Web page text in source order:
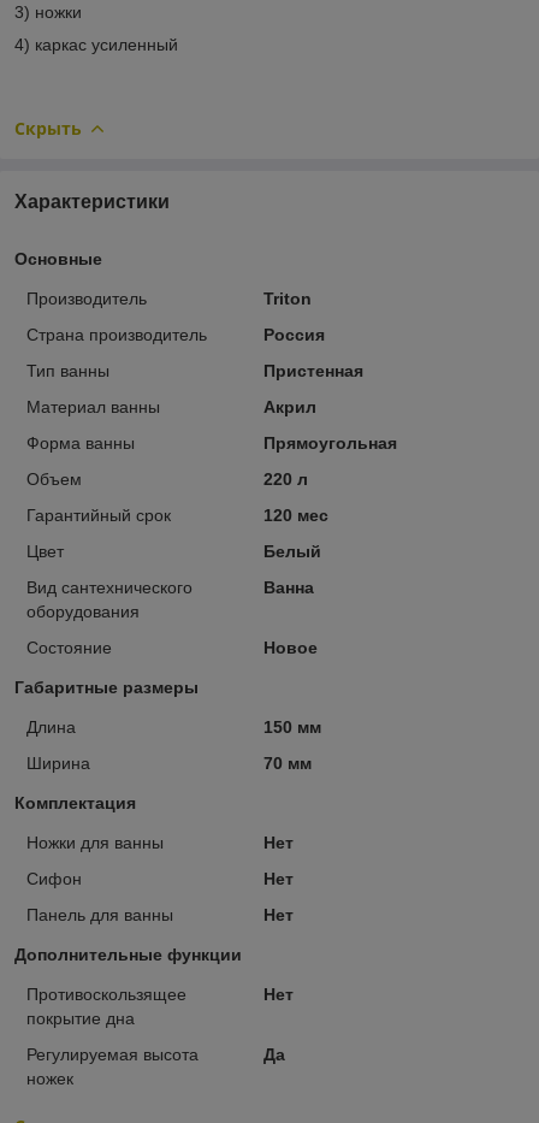
3) ножки
4) каркас усиленный
Скрыть
Характеристики
Основные
Производитель
Triton
Страна производитель
Россия
Тип ванны
Пристенная
Материал ванны
Акрил
Форма ванны
Прямоугольная
Объем
220 л
Гарантийный срок
120 мес
Цвет
Белый
Вид сантехнического
оборудования
Ванна
Состояние Новое
Габаритные размеры
Длина
150 мм
Ширина
70 мм
Комплектация
Ножки для ванны
Нет
Сифон
Нет
Панель для ванны
Нет
Дополнительные функции
Противоскользящее
покрытие дна
Нет
Регулируемая высота
ножек
Да